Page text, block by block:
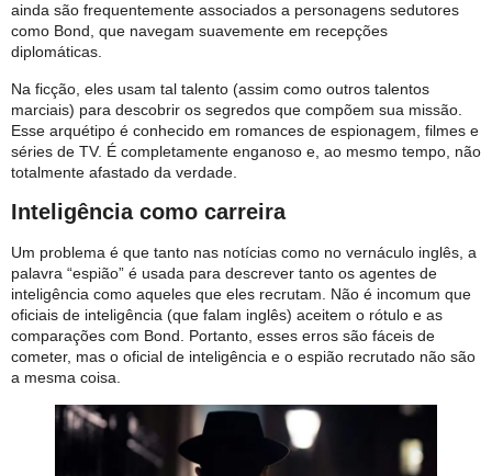
ainda são frequentemente associados a personagens sedutores
como Bond, que navegam suavemente em recepções
diplomáticas.
Na ficção, eles usam tal talento (assim como outros talentos
marciais) para descobrir os segredos que compõem sua missão.
Esse arquétipo é conhecido em romances de espionagem, filmes e
séries de TV. É completamente enganoso e, ao mesmo tempo, não
totalmente afastado da verdade.
Inteligência como carreira
Um problema é que tanto nas notícias como no vernáculo inglês, a
palavra “espião” é usada para descrever tanto os agentes de
inteligência como aqueles que eles recrutam. Não é incomum que
oficiais de inteligência (que falam inglês) aceitem o rótulo e as
comparações com Bond. Portanto, esses erros são fáceis de
cometer, mas o oficial de inteligência e o espião recrutado não são
a mesma coisa.